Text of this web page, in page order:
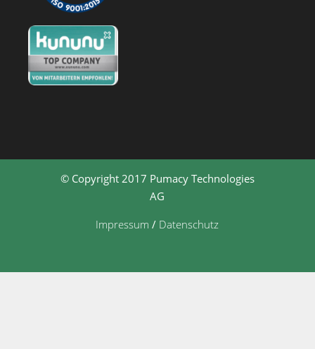
© Copyright 2017 Pumacy Technologies
AG
Impressum / Datenschutz